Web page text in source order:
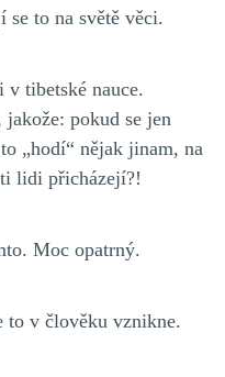
se to na světě věci.
tibetské nauce.
pokud se jen
„hodí“ nějak jinam, na
lidi přicházejí?!
Moc opatrný.
to v člověku vznikne.